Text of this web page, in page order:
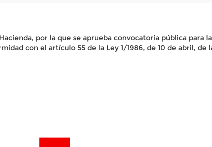
por la que se aprueba convocatoria pública para
con el artículo 55 de la Ley 1/1986, de 10 de abril, de